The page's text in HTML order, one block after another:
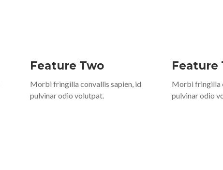
Feature Two
Morbi fringilla convallis sapien, id
pulvinar odio volutpat.
Feature
Morbi fringilla
pulvinar odio